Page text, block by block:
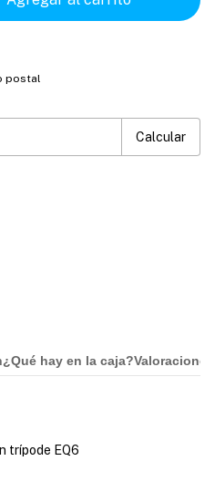
postal
Calcular
¿Qué hay en la caja?
trípode EQ6